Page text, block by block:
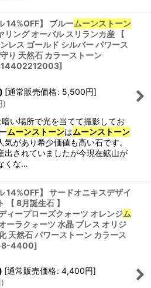
14%OFF】 ブルームーンストーン
リング オーバル スリランカ産 【
レス ゴールド シルバー パワース
り 天然石 カラーストーン
]
[通常販売価格: 5,500円]
)
い場所で光を当てて撮影してお
ムーンストーンはムーンストーン
気があり希少価値も高い石です。
出されていましたが今現在鉱山が
くな…
14%OFF】 サードオニキスデザイ
【 8月誕生石 】
ィープローズクォーツ オレンジム
ーラクォーツ 水晶 ブレス オリジ
天然石 パワーストーン カラース
4400]
[通常販売価格: 4,400円]
)